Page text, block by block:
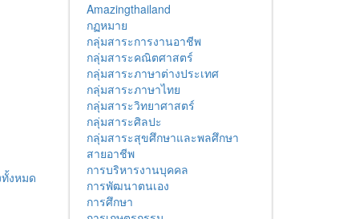
งหมด
Amazingthailand
กฏหมาย
กลุ่มสาระการงานอาชีพ
กลุ่มสาระคณิตศาสตร์
กลุ่มสาระภาษาต่างประเทศ
กลุ่มสาระภาษาไทย
กลุ่มสาระวิทยาศาสตร์
กลุ่มสาระศิลปะ
กลุ่มสาระสุขศึกษาและพลศึกษา
สายอาชีพ
การบริหารงานบุคคล
การพัฒนาตนเอง
การศึกษา